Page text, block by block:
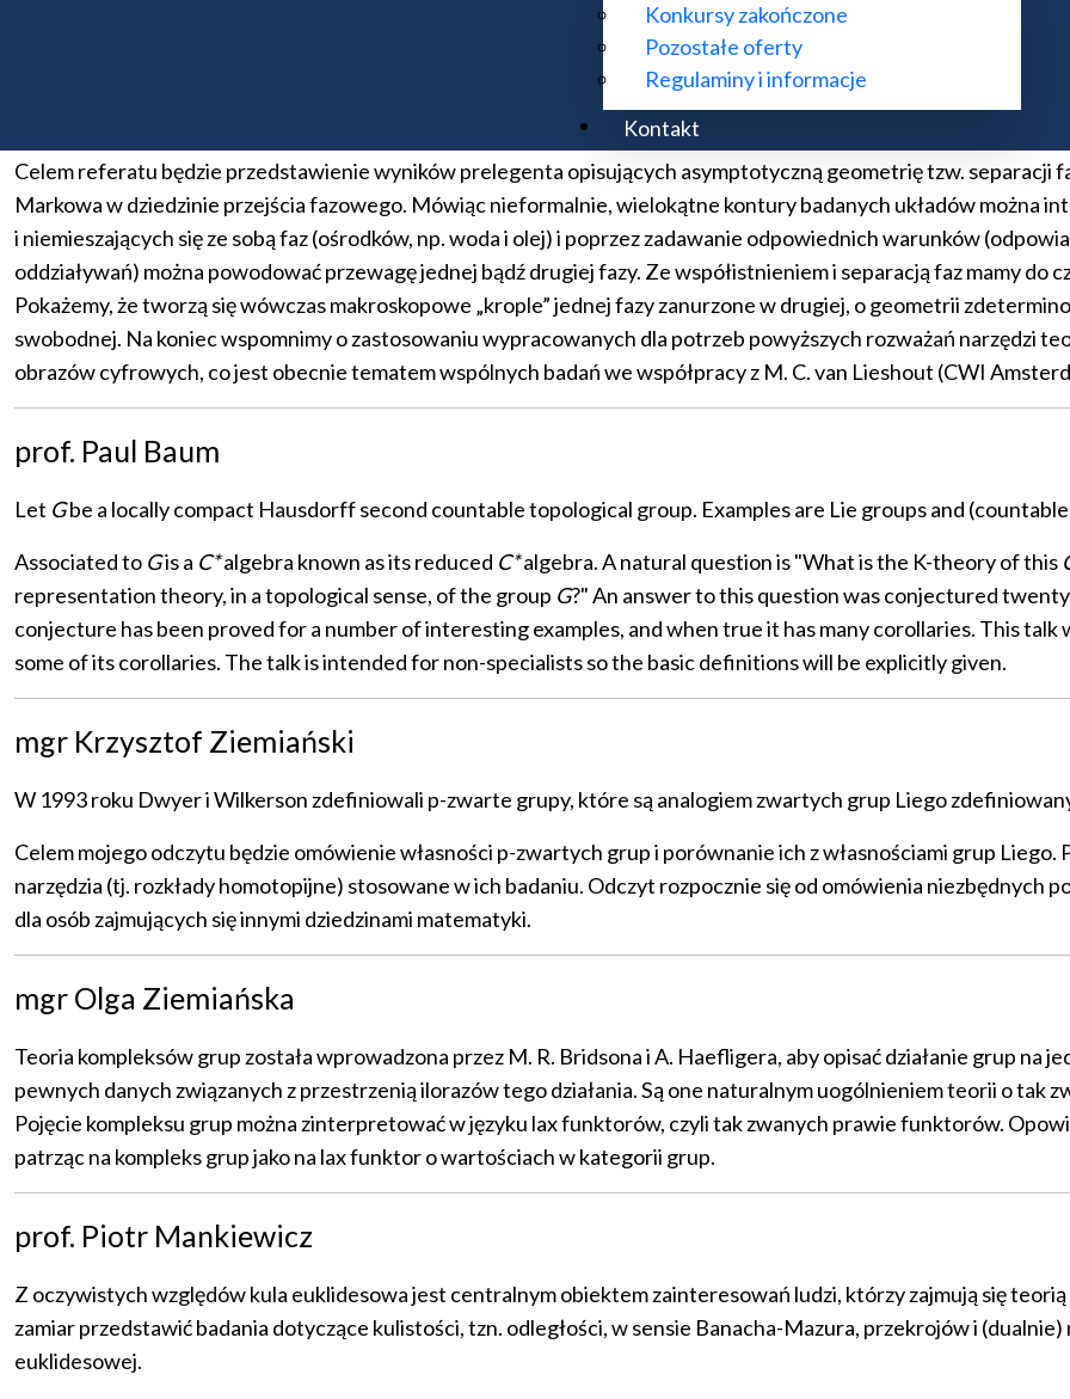
Konkursy zakończone
Pozostałe oferty
Regulaminy i informacje
Kontakt
Wielokątne pola Markowa, skonstruowane po raz pierwszy w 1982 przez Araka, są losowymi układami dowolnie
konturów na płaszczyźnie. Pola te posiadają dwuwymiarową własność Markowa, własność niezmienniczości ze
analityczne dla licznych ich charakterystyk numerycznych. Po nałożeniu odpowiedniego oddziaływania
własności analogicznych do dwuwymiarowego modelu Isinga.
Celem referatu będzie przedstawienie wyników prelegenta opisujących asymptotyczną geometrię tzw.
Markowa w dziedzinie przejścia fazowego. Mówiąc nieformalnie, wielokątne kontury badanych układów można
i niemieszających się ze sobą faz (ośrodków, np. woda i olej) i poprzez zadawanie odpowiednich warunków
oddziaływań) można powodować przewagę jednej bądź drugiej fazy. Ze współistnieniem i separacją faz mamy do
Pokażemy, że tworzą się wówczas makroskopowe „krople” jednej fazy zanurzone w drugiej, o geometrii
swobodnej. Na koniec wspomnimy o zastosowaniu wypracowanych dla potrzeb powyższych rozważań narzędzi
obrazów cyfrowych, co jest obecnie tematem wspólnych badań we współpracy z M. C. van Lieshout (CWI
prof. Paul Baum
Let Gbe a locally compact Hausdorff second countable topological group. Examples are Lie groups and
Associated to Gis a C*algebra known as its reduced C*algebra. A natural question is "What is the K-theory of this
representation theory, in a topological sense, of the group G?" An answer to this question was conjectured
conjecture has been proved for a number of interesting examples, and when true it has many corollaries. This
some of its corollaries. The talk is intended for non-specialists so the basic definitions will be explicitly given.
mgr Krzysztof Ziemiański
W 1993 roku Dwyer i Wilkerson zdefiniowali p-zwarte grupy, które są analogiem zwartych grup Liego
Celem mojego odczytu będzie omówienie własności p-zwartych grup i porównanie ich z własnościami grup
narzędzia (tj. rozkłady homotopijne) stosowane w ich badaniu. Odczyt rozpocznie się od omówienia niezbędnych
dla osób zajmujących się innymi dziedzinami matematyki.
mgr Olga Ziemiańska
Teoria kompleksów grup została wprowadzona przez M. R. Bridsona i A. Haefligera, aby opisać działanie grup na
pewnych danych związanych z przestrzenią ilorazów tego działania. Są one naturalnym uogólnieniem teorii o tak
Pojęcie kompleksu grup można zinterpretować w języku lax funktorów, czyli tak zwanych prawie funktorów.
patrząc na kompleks grup jako na lax funktor o wartościach w kategorii grup.
prof. Piotr Mankiewicz
Z oczywistych względów kula euklidesowa jest centralnym obiektem zainteresowań ludzi, którzy zajmują się
zamiar przedstawić badania dotyczące kulistości, tzn. odległości, w sensie Banacha-Mazura, przekrojów i
euklidesowej.